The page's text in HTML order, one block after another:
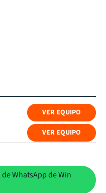
VER EQUIPO
VER EQUIPO
WhatsApp de Win